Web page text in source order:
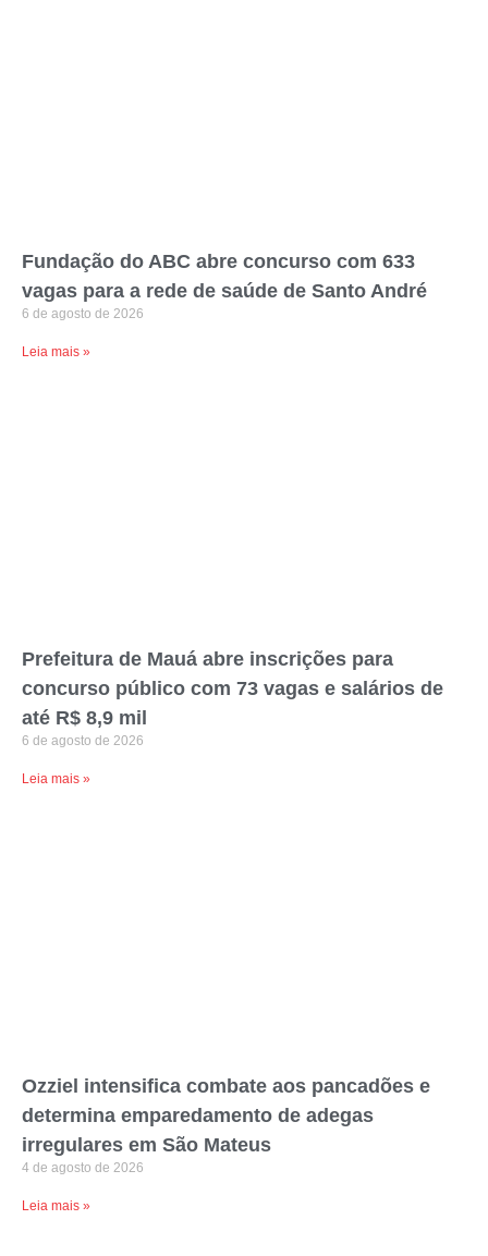
Fundação do ABC abre concurso com 633
vagas para a rede de saúde de Santo André
6 de agosto de 2026
Leia mais »
Prefeitura de Mauá abre inscrições para
concurso público com 73 vagas e salários de
até R$ 8,9 mil
6 de agosto de 2026
Leia mais »
Ozziel intensifica combate aos pancadões e
determina emparedamento de adegas
irregulares em São Mateus
4 de agosto de 2026
Leia mais »